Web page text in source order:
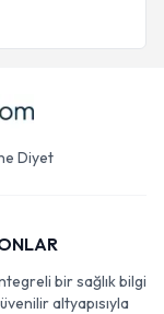
Diyet
bir sağlık bilgi
altyapısıyla